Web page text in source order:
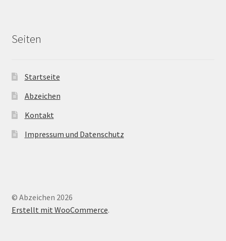
Seiten
Startseite
Abzeichen
Kontakt
Impressum und Datenschutz
© Abzeichen 2026
Erstellt mit WooCommerce.